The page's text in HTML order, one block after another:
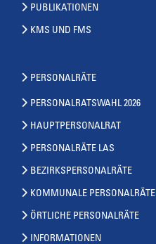
PUBLIKATIONEN
KMS UND FMS
PERSONALRÄTE
PERSONALRATSWAHL 2026
HAUPTPERSONALRAT
PERSONALRÄTE LAS
BEZIRKSPERSONALRÄTE
KOMMUNALE PERSONALRÄTE
ÖRTLICHE PERSONALRÄTE
INFORMATIONEN